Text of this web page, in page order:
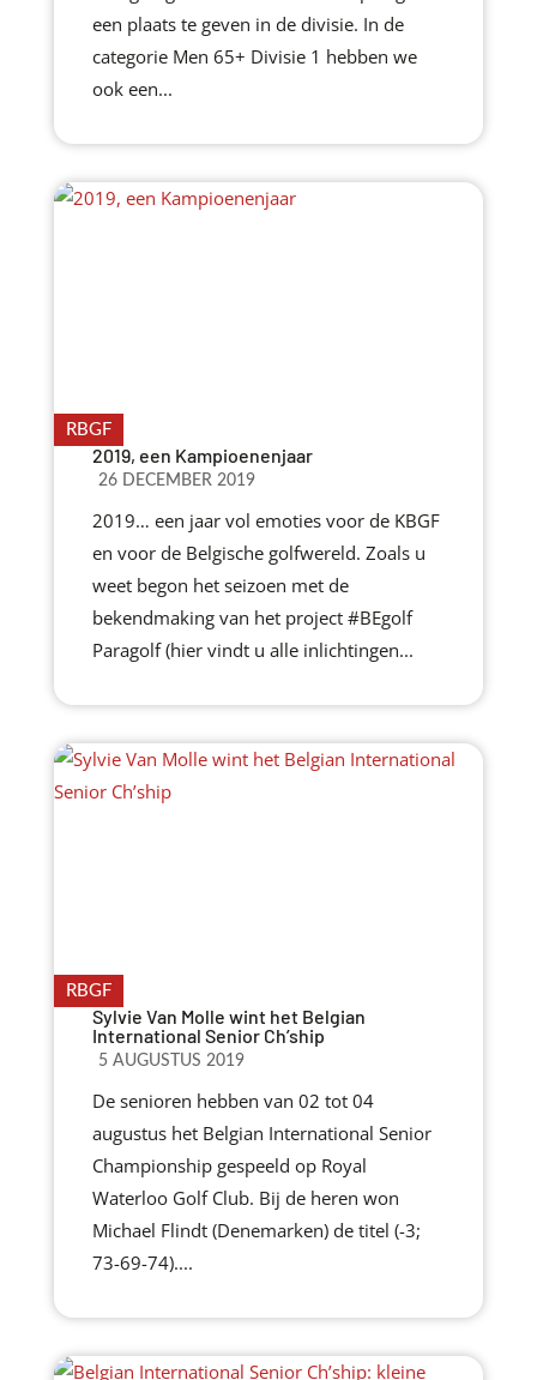
een plaats te geven in de divisie. In de
categorie Men 65+ Divisie 1 hebben we
ook een...
RBGF
2019, een Kampioenenjaar
26 DECEMBER 2019
2019… een jaar vol emoties voor de KBGF
en voor de Belgische golfwereld. Zoals u
weet begon het seizoen met de
bekendmaking van het project #BEgolf
Paragolf (hier vindt u alle inlichtingen...
RBGF
Sylvie Van Molle wint het Belgian
International Senior Ch’ship
5 AUGUSTUS 2019
De senioren hebben van 02 tot 04
augustus het Belgian International Senior
Championship gespeeld op Royal
Waterloo Golf Club. Bij de heren won
Michael Flindt (Denemarken) de titel (-3;
73-69-74)....